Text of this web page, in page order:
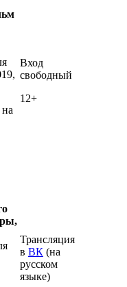
Вход
свободный
12+
Трансляция
в ВК (на
русском
языке)